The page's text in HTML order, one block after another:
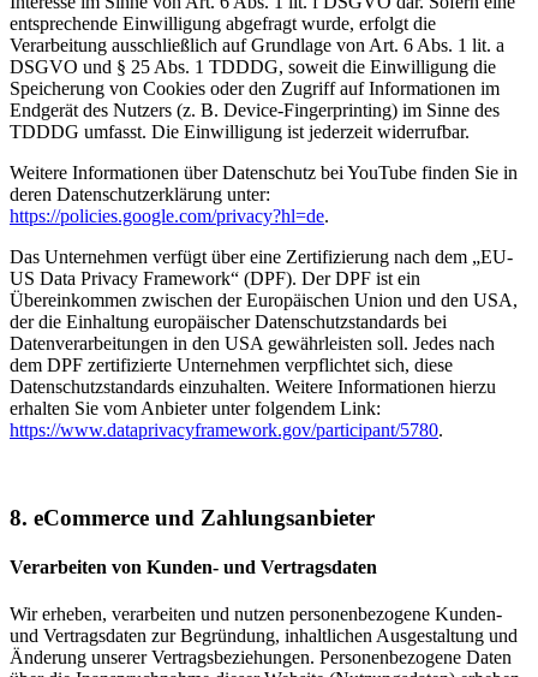
entsprechende Einwilligung abgefragt wurde, erfolgt die
Verarbeitung ausschließlich auf Grundlage von Art. 6 Abs. 1 lit. a
DSGVO und § 25 Abs. 1 TDDDG, soweit die Einwilligung die
Speicherung von Cookies oder den Zugriff auf Informationen im
Endgerät des Nutzers (z. B. Device-Fingerprinting) im Sinne des
TDDDG umfasst. Die Einwilligung ist jederzeit widerrufbar.
Weitere Informationen über Datenschutz bei YouTube finden Sie in
deren Datenschutzerklärung unter:
https://policies.google.com/privacy?hl=de.
Das Unternehmen verfügt über eine Zertifizierung nach dem „EU-
US Data Privacy Framework“ (DPF). Der DPF ist ein
Übereinkommen zwischen der Europäischen Union und den USA,
der die Einhaltung europäischer Datenschutzstandards bei
Datenverarbeitungen in den USA gewährleisten soll. Jedes nach
dem DPF zertifizierte Unternehmen verpflichtet sich, diese
Datenschutzstandards einzuhalten. Weitere Informationen hierzu
erhalten Sie vom Anbieter unter folgendem Link:
https://www.dataprivacyframework.gov/participant/5780.
8. eCommerce und Zahlungsanbieter
Verarbeiten von Kunden- und Vertragsdaten
Wir erheben, verarbeiten und nutzen personenbezogene Kunden-
und Vertragsdaten zur Begründung, inhaltlichen Ausgestaltung und
Änderung unserer Vertragsbeziehungen. Personenbezogene Daten